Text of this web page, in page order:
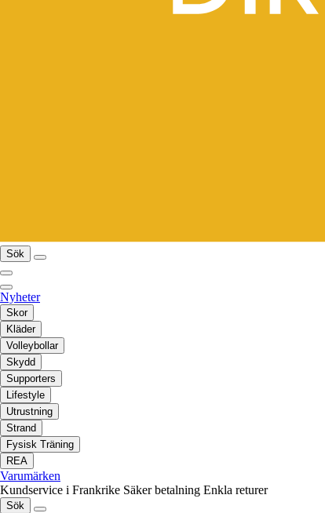
Sök
Nyheter
Skor
Kläder
Volleybollar
Skydd
Supporters
Lifestyle
Utrustning
Strand
Fysisk Träning
REA
Varumärken
Kundservice i Frankrike Säker betalning Enkla returer
Sök